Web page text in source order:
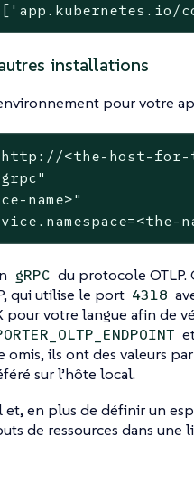
installations
pour votre
<the-host-for-
name>"
gRPC du protocole OTLP.
qui utilise le port 4318
pour votre langue afin de
omis, ils ont des valeurs
sur l’hôte local.
en plus de définir un
de ressources dans une